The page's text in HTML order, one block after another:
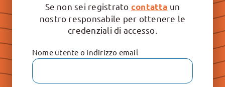
Se non sei registrato contatta un
nostro responsabile per ottenere le
credenziali di accesso.
Nome utente o indirizzo email
Educazione.